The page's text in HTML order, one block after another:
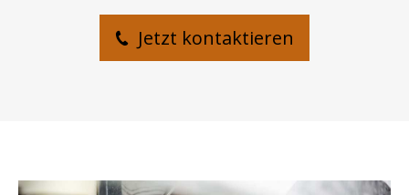
Jetzt kontaktieren